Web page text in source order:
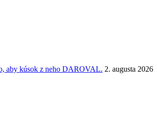
aby kúsok z neho DAROVAL. 2. augusta 2026